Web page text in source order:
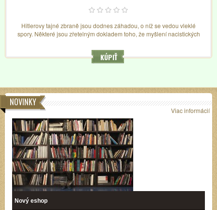
Hitlerovy tajné zbraně jsou dodnes záhadou, o níž se vedou vleklé
spory. Některé jsou zřetelným dokladem toho, že myšlení nacistických
podivnější zbraně se teprve rodily v konstrukčních kancelářích a
prototypových dílnách.
KÚPIŤ
NOVINKY
Nový eshop
Viac informácií